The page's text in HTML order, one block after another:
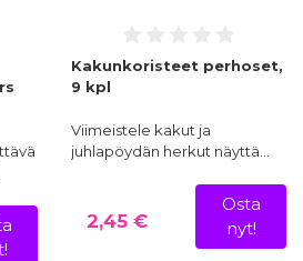
Kakunkoristeet perhoset,
9 kpl
Viimeistele kakut ja
juhlapöydän herkut näyttä…
2,45 €
Osta
nyt!